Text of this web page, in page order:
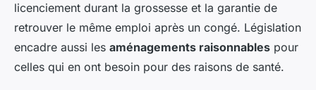
licenciement durant la grossesse et la garantie de
retrouver le même emploi après un congé. Législation
encadre aussi les aménagements raisonnables pour
celles qui en ont besoin pour des raisons de santé.